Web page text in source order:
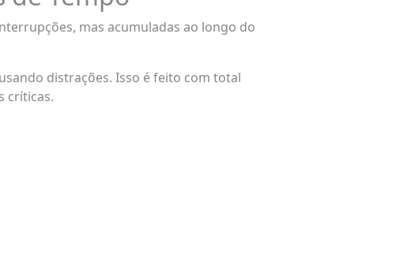
mas acumuladas ao longo do
distrações. Isso é feito com total
críticas.